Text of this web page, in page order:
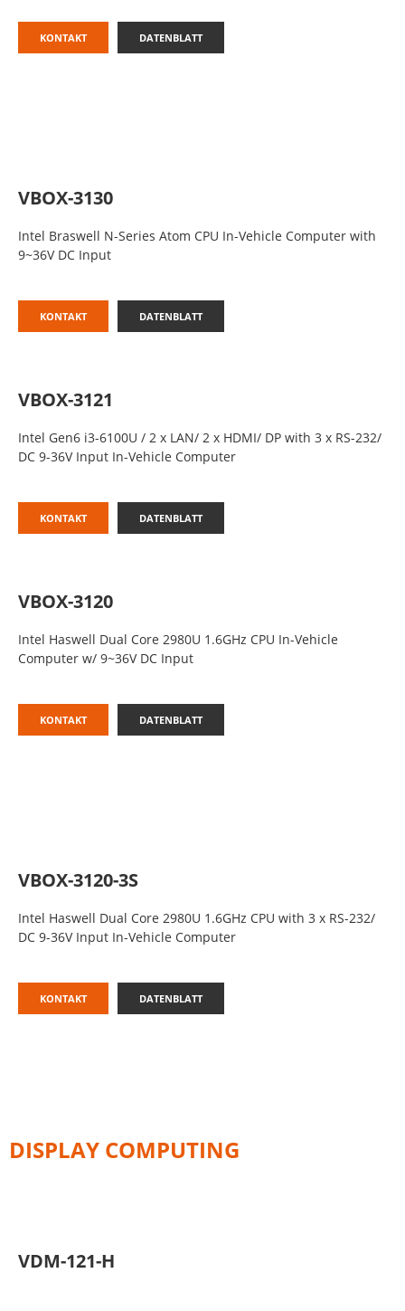
KONTAKT DATENBLATT
VBOX-3130
Intel Braswell N-Series Atom CPU In-Vehicle Computer with
9~36V DC Input
KONTAKT DATENBLATT
VBOX-3121
Intel Gen6 i3-6100U / 2 x LAN/ 2 x HDMI/ DP with 3 x RS-232/
DC 9-36V Input In-Vehicle Computer
KONTAKT DATENBLATT
VBOX-3120
Intel Haswell Dual Core 2980U 1.6GHz CPU In-Vehicle
Computer w/ 9~36V DC Input
KONTAKT DATENBLATT
VBOX-3120-3S
Intel Haswell Dual Core 2980U 1.6GHz CPU with 3 x RS-232/
DC 9-36V Input In-Vehicle Computer
KONTAKT DATENBLATT
DISPLAY COMPUTING
VDM-121-H